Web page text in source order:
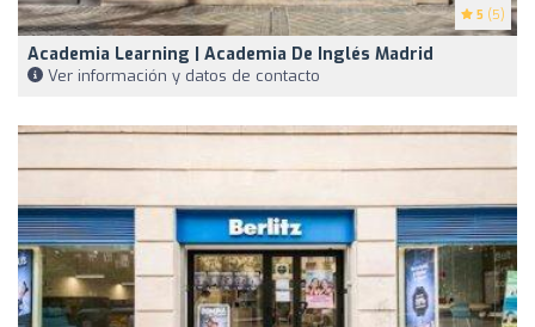
5 (5)
Academia Learning | Academia De Inglés Madrid
Ver información y datos de contacto